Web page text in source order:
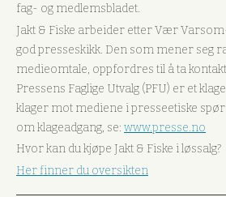
fag- og medlemsbladet.
Jakt & Fiske arbeider etter Vær
god presseskikk. Den som mener seg
medieomtale, oppfordres til å ta
Pressens Faglige Utvalg (PFU) er et
klager mot mediene i presseetiske
om klageadgang, se: www.presse.no
Hvor kan du kjøpe Jakt & Fiske i løssalg?
Her finner du oversikten